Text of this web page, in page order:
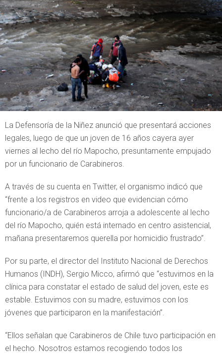
La Defensoría de la Niñez anunció que presentará acciones
legales, luego de que un joven de 16 años cayera ayer
viernes al lecho del río Mapocho, presuntamente empujado
por un funcionario de Carabineros.
A través de su cuenta en Twitter, el organismo indicó que
“frente a los registros en video que evidencian cómo
funcionario/a de Carabineros arroja a adolescente al lecho
del río Mapocho, quién está internado en centro asistencial,
mañana presentaremos querella por homicidio frustrado”.
Por su parte, el director del Instituto Nacional de Derechos
Humanos (INDH), Sergio Micco, afirmó que “estuvimos en la
clínica para constatar el estado de salud del joven, este es
estable. Estuvimos con su madre, estuvimos con los
jóvenes que participaron en la manifestación”.
“Ellos señalan que Carabineros de Chile tuvo participación en
el hecho. Nosotros estamos recogiendo todos los